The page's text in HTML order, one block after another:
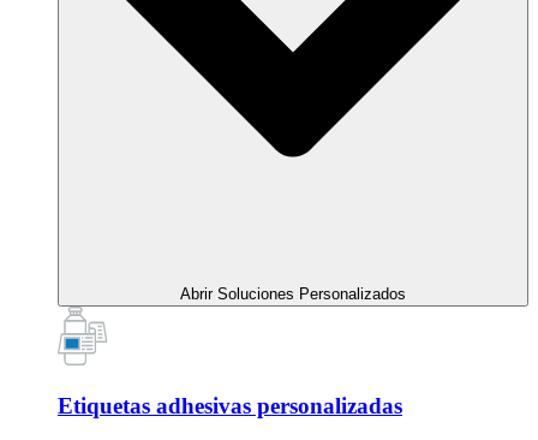
Abrir Soluciones Personalizados
Etiquetas adhesivas personalizadas